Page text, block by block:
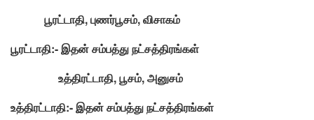
பூரட்டாதி, புணர்பூசம், விசாகம்
பூரட்டாதி:- இதன் சம்பத்து நட்சத்திரங்கள்
உத்திரட்டாதி, பூசம், அனுசம்
உத்திரட்டாதி:- இதன் சம்பத்து நட்சத்திரங்கள்